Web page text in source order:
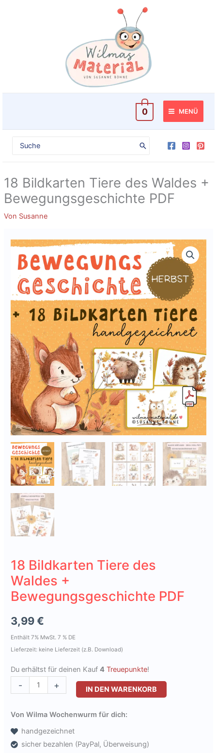
0 MENÜ
Search
for:
18 Bildkarten Tiere des Waldes +
Bewegungsgeschichte PDF
Von Susanne
18 Bildkarten Tiere des
Waldes +
Bewegungsgeschichte PDF
3,99€
Enthält 7% MwSt. 7 % DE
Lieferzeit: keine Lieferzeit (z.B. Download)
Du erhältst für deinen Kauf4 Treuepunkte!
-
Bildkarten
Waldes
+
+ IN DEN WARENKORB
Von Wilma Wochenwurm für dich:
handgezeichnet
sicher bezahlen (PayPal, Überweisung)
Bewegungsgeschichte
PDF
[Digital]